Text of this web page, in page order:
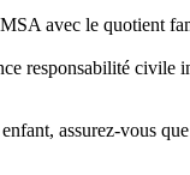
avec le quotient
responsabilité civile
assurez-vous